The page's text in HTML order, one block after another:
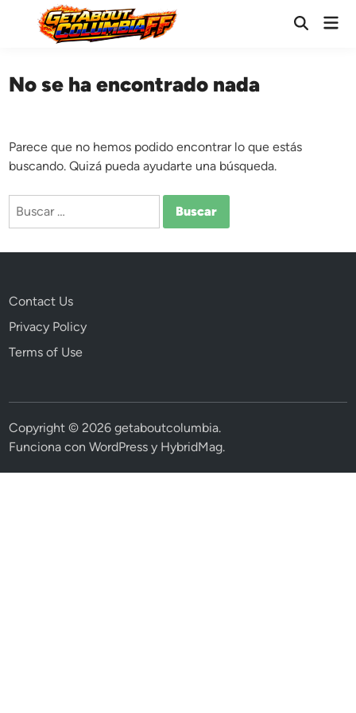
contenido
Abrir
No se ha encontrado nada
Parece que no hemos podido encontrar lo que estás
buscando. Quizá pueda ayudarte una búsqueda.
Buscar:
Contact Us
Privacy Policy
Terms of Use
Copyright © 2026getaboutcolumbia.
Funciona conWordPress y HybridMag.